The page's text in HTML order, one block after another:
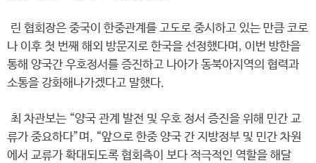
린 협회장은 중국이 한중관계를 고도로 중시하고 있는 만큼 코로
나 이후 첫 번째 해외 방문지로 한국을 선정했다며, 이번 방한을
통해 양국간 우호정서를 증진하고 나아가 동북아지역의 협력과
소통을 강화해나가겠다고 말했다.
최 차관보는 “양국 관계 발전 및 우호 정서 증진을 위해 민간 교
류가 중요하다”며, “앞으로 한중 양국 간 지방정부 및 민간 차원
에서 교류가 확대되도록 협회측이 보다 적극적인 역할을 해달